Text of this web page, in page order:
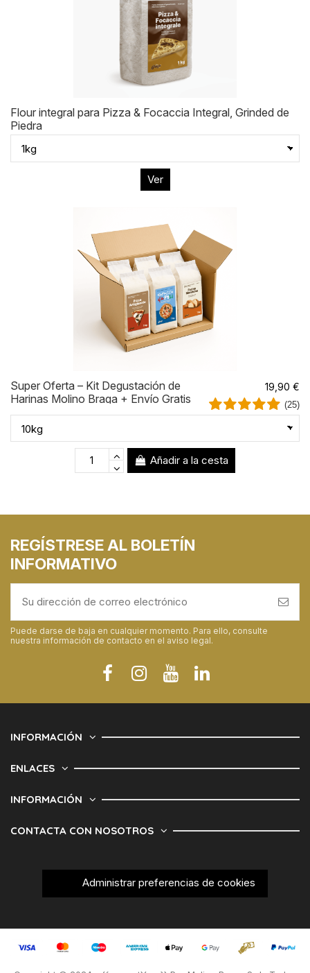
Flour integral para Pizza & Focaccia Integral, Grinded de
Piedra
Ver
Super Oferta – Kit Degustación de
Harinas Molino Braga + Envío Gratis
19,90 €
(25)
Añadir a la cesta
REGÍSTRESE AL BOLETÍN
INFORMATIVO
Puede darse de baja en cualquier momento. Para ello, consulte
nuestra información de contacto en el aviso legal.
INFORMACIÓN
ENLACES
INFORMACIÓN
CONTACTA CON NOSOTROS
Administrar preferencias de cookies